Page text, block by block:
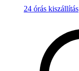
24 órás kiszállítás